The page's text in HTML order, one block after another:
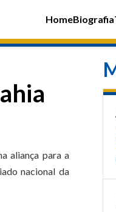
HomeBiografia
aliança para a
nacional da